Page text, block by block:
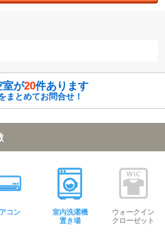
室が20件あります
まとめてお問合せ！
コン
室内洗濯機
置き場
ウォークイン
クローゼット